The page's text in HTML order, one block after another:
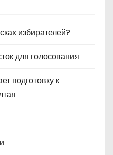
избирателей?
для голосования
подготовку к